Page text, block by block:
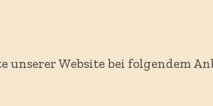
unserer Website bei folgendem